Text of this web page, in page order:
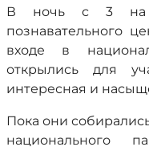
В ночь с 3 на
познавательного
входе в
открылись для
интересная и
Пока они
национального